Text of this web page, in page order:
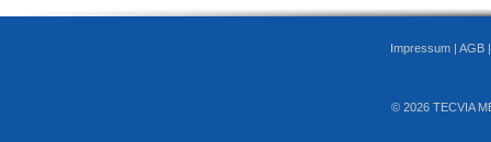
Impressum | AGB
© 2026 TECVIA